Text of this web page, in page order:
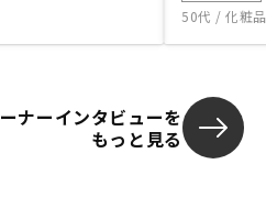
50代 / 化粧
ナーインタビューを
もっと見る